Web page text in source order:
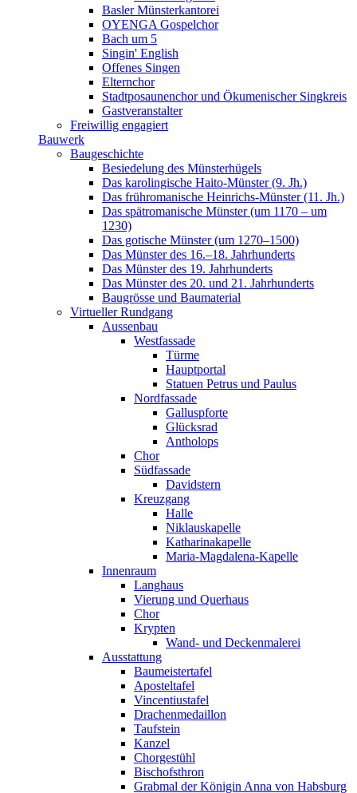
Basler Münsterkantorei
OYENGA Gospelchor
Bach um 5
Singin' English
Offenes Singen
Elternchor
Stadtposaunenchor und Ökumenischer Singkreis
Gastveranstalter
Freiwillig engagiert
Bauwerk
Baugeschichte
Besiedelung des Münsterhügels
Das karolingische Haito-Münster (9. Jh.)
Das frühromanische Heinrichs-Münster (11. Jh.)
Das spätromanische Münster (um 1170 – um
1230)
Das gotische Münster (um 1270–1500)
Das Münster des 16.–18. Jahrhunderts
Das Münster des 19. Jahrhunderts
Das Münster des 20. und 21. Jahrhunderts
Baugrösse und Baumaterial
Virtueller Rundgang
Aussenbau
Westfassade
Türme
Hauptportal
Statuen Petrus und Paulus
Nordfassade
Galluspforte
Glücksrad
Antholops
Chor
Südfassade
Davidstern
Kreuzgang
Halle
Niklauskapelle
Katharinakapelle
Maria-Magdalena-Kapelle
Innenraum
Langhaus
Vierung und Querhaus
Chor
Krypten
Wand- und Deckenmalerei
Ausstattung
Baumeistertafel
Aposteltafel
Vincentiustafel
Drachenmedaillon
Taufstein
Kanzel
Chorgestühl
Bischofsthron
Grabmal der Königin Anna von Habsburg